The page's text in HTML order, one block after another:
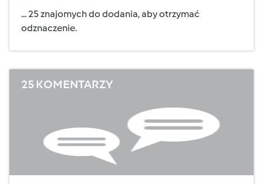
... 25 znajomych do dodania, aby otrzymać
odznaczenie.
25 KOMENTARZY